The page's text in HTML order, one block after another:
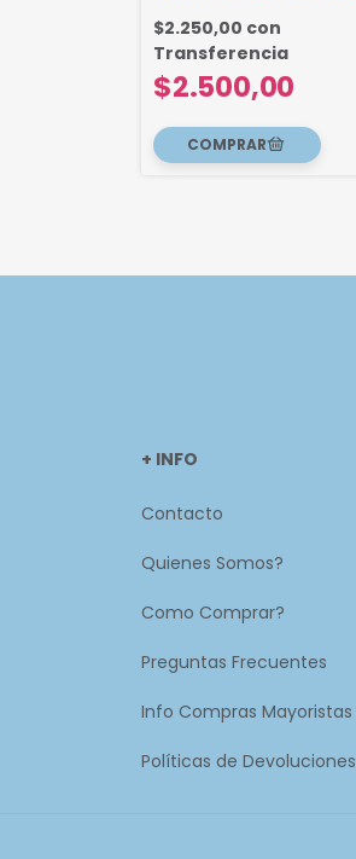
$2.500,00
$2.250,00 con
Transferencia
+ INFO
Contacto
Quienes Somos?
Como Comprar?
Preguntas Frecuentes
Info Compras Mayoristas
Políticas de Devoluciones